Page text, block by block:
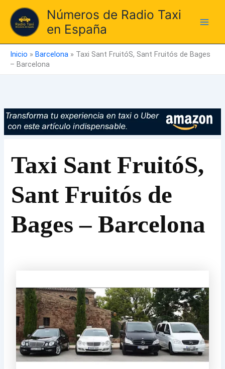
contenido
Números de Radio Taxi
en España
Inicio » Barcelona » Taxi Sant FruitóS, Sant Fruitós de Bages
– Barcelona
Taxi Sant FruitóS,
Sant Fruitós de
Bages – Barcelona